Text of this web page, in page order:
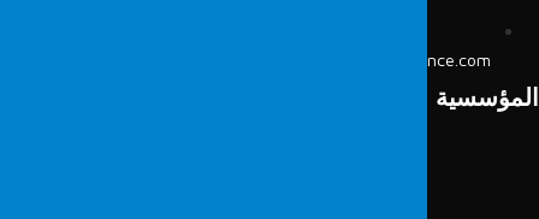
info@fordefence.com